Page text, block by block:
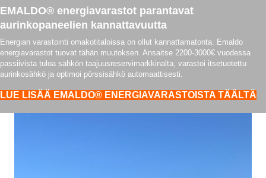
EMALDO® energiavarastot parantavat
aurinkopaneelien kannattavuutta
Energian varastointi omakotitaloissa on ollut kannattamatonta. Emaldo
energiavarastot tuovat tähän muutoksen. Ansaitse 2200-3000€ vuodessa
passiivista tuloa sähkön taajuusreservimarkkinalta, varastoi itsetuotettu
aurinkosähkö ja optimoi pörssisähkö automaattisesti.
LUE LISÄÄ EMALDO® ENERGIAVARASTOISTA TÄÄLTÄ